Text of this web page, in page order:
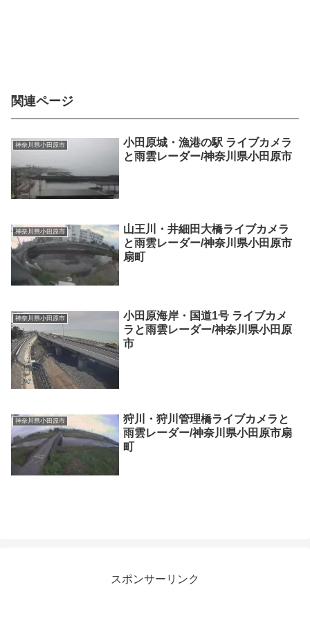
関連ページ
神奈川県小田原市
小田原城・漁港の駅 ライブカメラ
と雨雲レーダー/神奈川県小田原市
神奈川県小田原市
山王川・井細田大橋ライブカメラ
と雨雲レーダー/神奈川県小田原市
扇町
神奈川県小田原市
小田原海岸・国道1号 ライブカメ
ラと雨雲レーダー/神奈川県小田原
市
神奈川県小田原市
狩川・狩川管理橋ライブカメラと
雨雲レーダー/神奈川県小田原市扇
町
スポンサーリンク